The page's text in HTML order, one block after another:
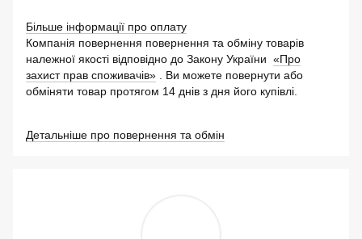
Більше інформації про оплату
Компанія повернення повернення та обміну товарів
належної якості відповідно до Закону України «Про
захист прав споживачів» . Ви можете повернути або
обміняти товар протягом 14 днів з дня його купівлі.
Детальніше про повернення та обмін